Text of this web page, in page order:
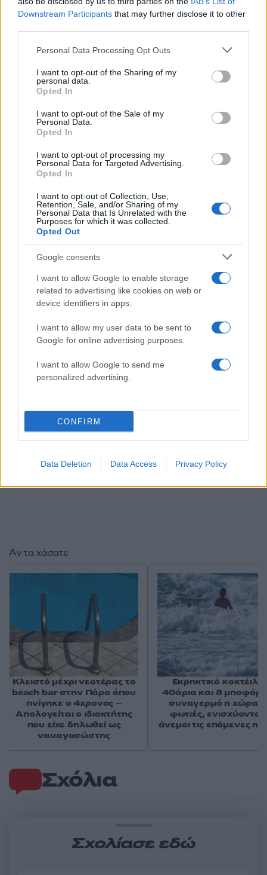
Downstream Participants that may further disclose it to other
Please note that this website/app uses one or more Google
not limited to your visit or usage behaviour. You may click to
grant or deny consent to Google and its third-party tags to
use your data for below specified purposes in below Google
consent section.
Personal Data Processing Opt Outs
I want to opt-out of the Sharing of my
personal data.
Opted In
I want to opt-out of the Sale of my
Personal Data.
Opted In
I want to opt-out of processing my
Personal Data for Targeted Advertising.
Opted In
I want to opt-out of Collection, Use,
Retention, Sale, and/or Sharing of my
Personal Data that Is Unrelated with the
Purposes for which it was collected.
Opted Out
Google consents
I want to allow Google to enable storage
related to advertising like cookies on web or
device identifiers in apps.
I want to allow my user data to be sent to
Google for online advertising purposes.
I want to allow Google to send me
personalized advertising.
CONFIRM
Data Deletion Data Access Privacy Policy
Άνθρωποι που βρέθηκαν στις αίθουσες όπου
κρίθηκε η τελική συμφωνία περιέγραψαν τις
δραματικές ώρες πριν από την κατάληξη των
διαπραγματεύσεων, όταν ο Φρανσουά Ολάντ
εξεύρεση λύσης. «Δεν υπάρχει άλλη φορά»,
φέρεται να είπε στον Αλέξη Τσίπρα,
Ελλάδα είχαν φτάσει στο τελευταίο σημείο
πριν από την οριστική ρήξη.
ΔΙΑΦΗΜΙΣΗ
Σχόλια
Σχολίασε εδώ
Αν τα χάσατε
Κλειστό μέχρι νεοτέρας το
beach bar στην Πάρο όπου
πνίγηκε ο 4χρονος –
Απολογείται ο ιδιοκτήτης
που είχε δηλωθεί ως
ναυαγοσώστης
Εκρηκτικό κοκτέιλ
40άρια και 8 μποφόρ
συναγερμό η χώρα
φωτιές, ενισχύονται
άνεμοι τις επόμενες